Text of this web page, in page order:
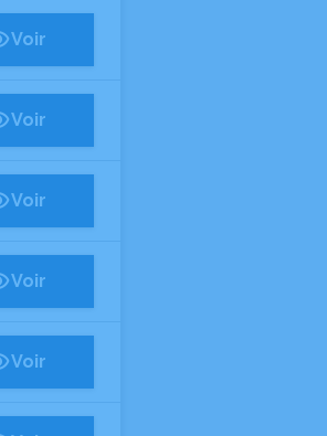
Voir
Voir
Voir
Voir
Voir